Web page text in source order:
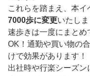
これらを踏まえ、本イ
7000歩に変更いたしま
速歩きは一度にまと
OK！通勤や買い物の
けで効果があります！
出社時や行楽シーズ